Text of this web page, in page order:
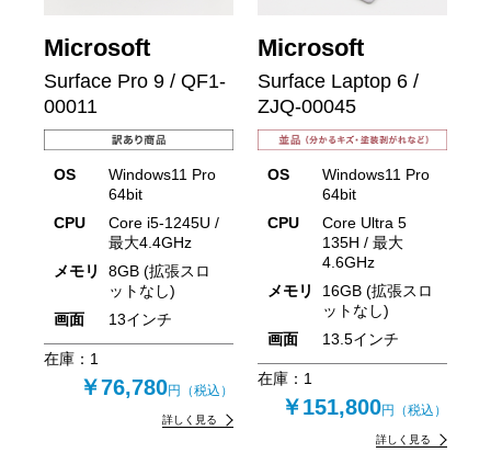
Microsoft
Surface Pro 9 / QF1-
00011
OS
Windows11 Pro
64bit
CPU
Core i5-1245U /
最大4.4GHz
メモリ
8GB (拡張スロ
ットなし)
画面
13インチ
在庫： 1
￥76,780円（税込）
詳しく見る
Microsoft
Surface Laptop 6 /
ZJQ-00045
OS
Windows11 Pro
64bit
CPU
Core Ultra 5
135H / 最大
4.6GHz
メモリ
16GB (拡張スロ
ットなし)
画面
13.5インチ
在庫： 1
￥151,800円（税込）
詳しく見る